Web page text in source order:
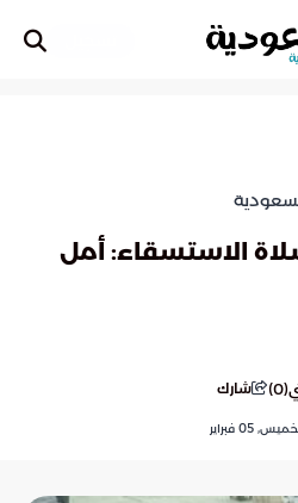
الاستسقاء: أمل
(
0
) شارك
05 فبراير